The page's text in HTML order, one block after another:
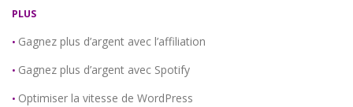
PLUS
• Gagnez plus d’argent avec l’affiliation
• Gagnez plus d’argent avec Spotify
• Optimiser la vitesse de WordPress